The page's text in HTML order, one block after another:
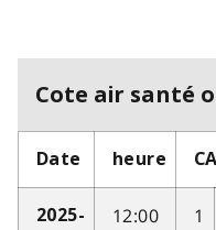
Cote air santé
Date heure
2025-
12:00
1